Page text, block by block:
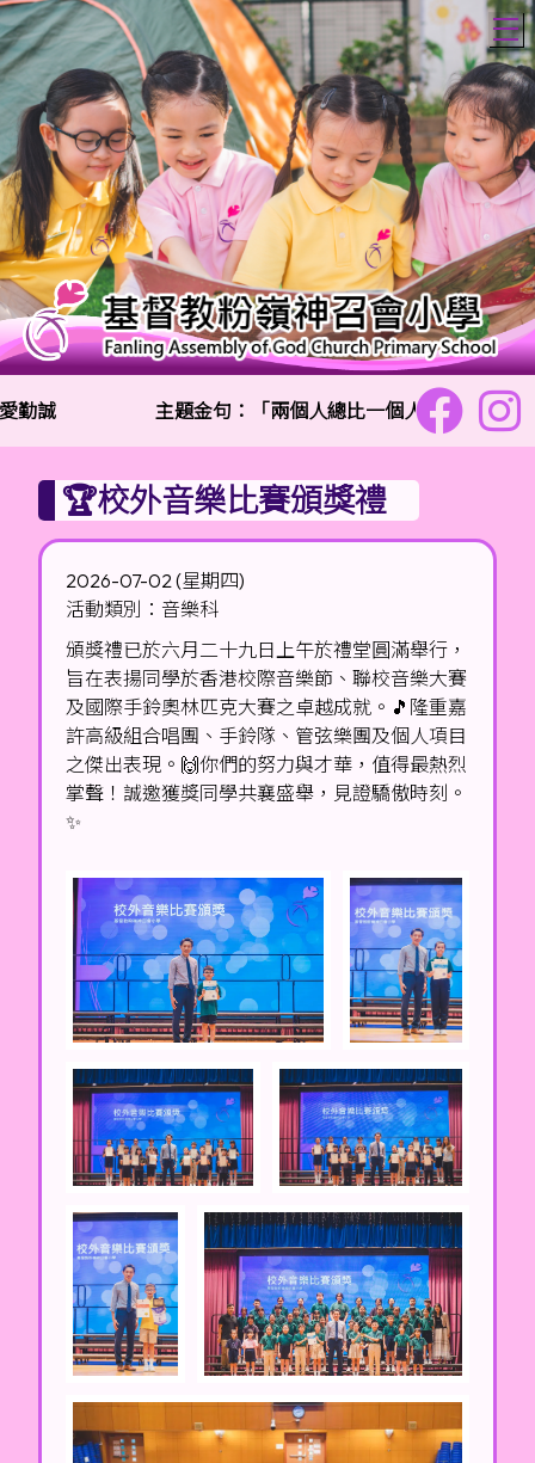
誠 主題金句：「兩個人總比一個人好,因為二人
🏆校外音樂比賽頒獎禮
2026-07-02 (星期四)
活動類別：音樂科
頒獎禮已於六月二十九日上午於禮堂圓滿舉行，
旨在表揚同學於香港校際音樂節、聯校音樂大賽
及國際手鈴奧林匹克大賽之卓越成就。🎵隆重嘉
許高級組合唱團、手鈴隊、管弦樂團及個人項目
之傑出表現。🙌你們的努力與才華，值得最熱烈
掌聲！誠邀獲獎同學共襄盛舉，見證驕傲時刻。
✨